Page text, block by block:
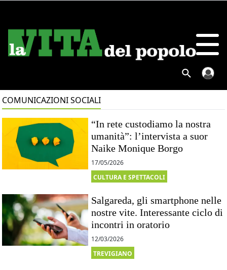
COMUNICAZIONI SOCIALI
“In rete custodiamo la nostra
umanità”: l’intervista a suor
Naike Monique Borgo
17/05/2026
CULTURA E SPETTACOLI
Salgareda, gli smartphone nelle
nostre vite. Interessante ciclo di
incontri in oratorio
12/03/2026
TREVIGIANO